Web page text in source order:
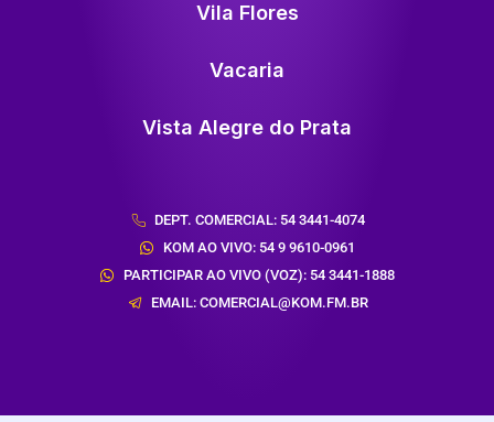
Vila Flores
Vacaria
Vista Alegre do Prata
DEPT. COMERCIAL: 54 3441-4074
KOM AO VIVO: 54 9 9610-0961
PARTICIPAR AO VIVO (VOZ): 54 3441-1888
EMAIL: COMERCIAL@KOM.FM.BR